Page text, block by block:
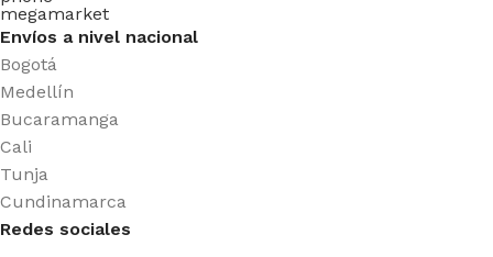
Envíos a nivel nacional
Bogotá
Medellín
Bucaramanga
Cali
Tunja
Cundinamarca
Redes sociales